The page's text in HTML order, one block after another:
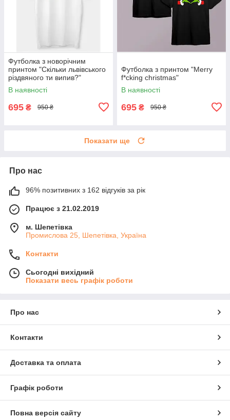
Футболка з новорічним
принтом "Скільки львівського
різдвяного ти випив?"
В наявності
695 ₴ 950 ₴
Футболка з принтом "Merry
f*cking christmas"
В наявності
695 ₴ 950 ₴
Показати ще
Про нас
96% позитивних з 162 відгуків за рік
Працює з 21.02.2019
м. Шепетівка
Промислова 25, Шепетівка, Україна
Контакти
Сьогодні вихідний
Показати весь графік роботи
Про нас
Контакти
Доставка та оплата
Графік роботи
Повна версія сайту